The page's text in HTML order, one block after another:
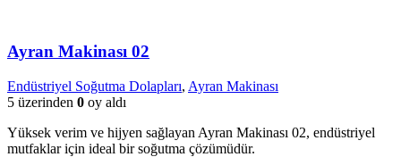
Ayran Makinası 02
Endüstriyel Soğutma Dolapları, Ayran Makinası
5 üzerinden 0 oy aldı
Yüksek verim ve hijyen sağlayan Ayran Makinası 02, endüstriyel
mutfaklar için ideal bir soğutma çözümüdür.